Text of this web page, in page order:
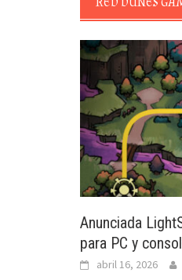
Anunciada
para PC y
abril 16, 2026